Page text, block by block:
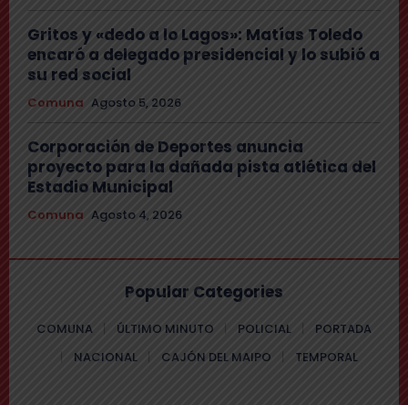
Gritos y «dedo a lo Lagos»: Matías Toledo
encaró a delegado presidencial y lo subió a
su red social
Comuna Agosto 5, 2026
Corporación de Deportes anuncia
proyecto para la dañada pista atlética del
Estadio Municipal
Comuna Agosto 4, 2026
Popular Categories
COMUNA ÚLTIMO MINUTO POLICIAL
PORTADA
NACIONAL
CAJÓN DEL MAIPO TEMPORAL